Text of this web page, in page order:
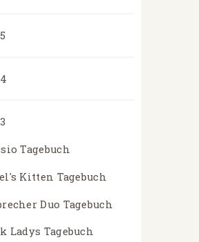
Tagebuch
Kitten Tagebuch
Duo Tagebuch
Ladys Tagebuch